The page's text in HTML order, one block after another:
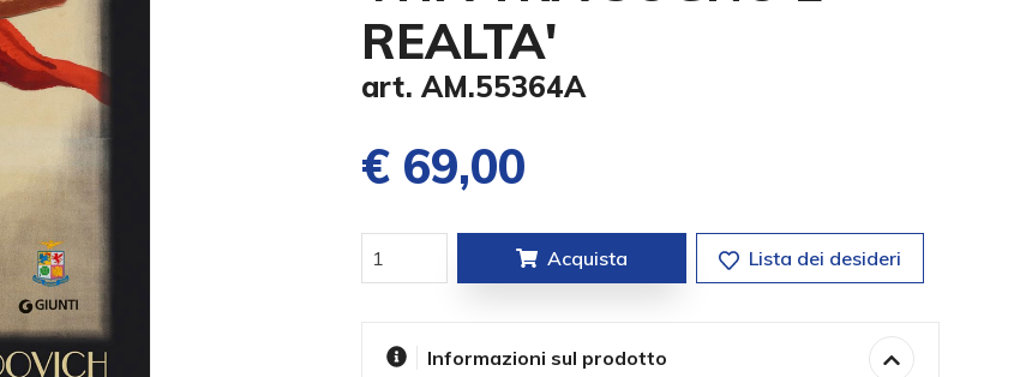
REALTA'
art. AM.55364A
€ 69,00
Acquista Lista dei desideri
Informazioni sul prodotto